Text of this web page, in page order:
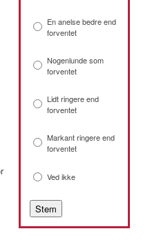
En anelse bedre end
forventet
Nogenlunde som
forventet
Lidt ringere end
forventet
Markant ringere end
forventet
Ved ikke